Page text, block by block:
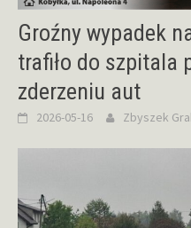
Groźny wypadek
trafiło do szpitala
zderzeniu aut
2026-05-16 Zbyszek